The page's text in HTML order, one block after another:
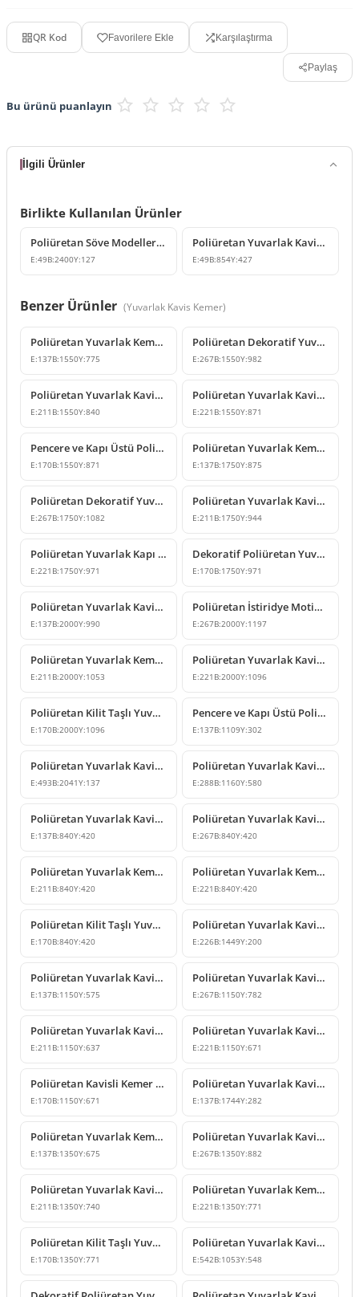
QR Kod Favorilere Ekle Karşılaştırma
Paylaş
Bu ürünü puanlayın
İlgili Ürünler
Birlikte Kullanılan Ürünler
Poliüretan Söve Modelleri ve Pencere Kenarı Süslemeleri
E:49B:2400Y:127
Poliüretan Yuvarlak Kavisli Kemer ve Pencere Söve Modeli
E:49B:854Y:427
Benzer Ürünler (Yuvarlak Kavis Kemer)
Poliüretan Yuvarlak Kemer Modeli 155 cm
E:137B:1550Y:775
Poliüretan Dekoratif Yuvarlak Kemer Modeli
E:267B:1550Y:982
Poliüretan Yuvarlak Kavis Kemer Modeli
E:211 B:1550Y:840
Poliüretan Yuvarlak Kavis Kemer Modelleri
E:221 B:1550Y:871
Pencere ve Kapı Üstü Poliüretan Yuvarlak Kavis Kemer Modeli
E:170B:1550Y:871
Poliüretan Yuvarlak Kemer Modeli
E:137B:1750Y:875
Poliüretan Dekoratif Yuvarlak Kavis Kemer Modelleri
E:267B:1750Y:1082
Poliüretan Yuvarlak Kavis Kemer Modelleri
E:211 B:1750Y:944
Poliüretan Yuvarlak Kapı Kemeri ve Kilit Taşı Tasarımı
E:221 B:1750Y:971
Dekoratif Poliüretan Yuvarlak Kavis Kemer Tasarımı
E:170B:1750Y:971
Poliüretan Yuvarlak Kavis Kemer ve Geçiş Sövesi Modelleri
E:137B:2000Y:990
Poliüretan İstiridye Motifli Yuvarlak Kemer Modeli
E:267B:2000Y:1197
Poliüretan Yuvarlak Kemer ve Dekoratif Kilit Taşı Modeli
E:211 B:2000Y:1053
Poliüretan Yuvarlak Kavis Kemer Tasarımı
E:221 B:2000Y:1096
Poliüretan Kilit Taşlı Yuvarlak Kavis Kemer Tasarımı
E:170B:2000Y:1096
Pencere ve Kapı Üstü Poliüretan Yuvarlak Kavis Kemer
E:137B:1109Y:302
Poliüretan Yuvarlak Kavis Kemer ve Geçiş Dekoru Modeli
E:493B:2041Y:137
Poliüretan Yuvarlak Kavis Kemer Modeli
E:288B:1160Y:580
Poliüretan Yuvarlak Kavis Kemer ve Geçiş Dekoru
E:137B:840Y:420
Poliüretan Yuvarlak Kavis Kemer ve Kapı Üstü Süsleme Modeli
E:267B:840Y:420
Poliüretan Yuvarlak Kemer ve Kilit Taşı Modeli
E:211 B:840Y:420
Poliüretan Yuvarlak Kemer ve Kilit Taşı Modeli
E:221 B:840Y:420
Poliüretan Kilit Taşlı Yuvarlak Kemer Modeli
E:170B:840Y:420
Poliüretan Yuvarlak Kavis Kemer Kapı Pencere Süslemesi
E:226B:1449Y:200
Poliüretan Yuvarlak Kavis Kemer Kapı Pencere Üstü Modeli
E:137B:1150Y:575
Poliüretan Yuvarlak Kavisli Kemer ve Taç Modeli
E:267B:1150Y:782
Poliüretan Yuvarlak Kavisli Kemer ve Geçiş Dekoru
E:211 B:1150Y:637
Poliüretan Yuvarlak Kavis Kemer Modelleri
E:221 B:1150Y:671
Poliüretan Kavisli Kemer ve Kilit Taşı Modeli
E:170B:1150Y:671
Poliüretan Yuvarlak Kavisli Kemer Modeli
E:137B:1744Y:282
Poliüretan Yuvarlak Kemer ve Kapı Üstü Kavis Modelleri
E:137B:1350Y:675
Poliüretan Yuvarlak Kavis Kemer Modelleri
E:267B:1350Y:882
Poliüretan Yuvarlak Kavis Kemer Modelleri ve Fiyatları
E:211 B:1350Y:740
Poliüretan Yuvarlak Kemer Modeli
E:221 B:1350Y:771
Poliüretan Kilit Taşlı Yuvarlak Kavis Kemer
E:170B:1350Y:771
Poliüretan Yuvarlak Kavis Kemer Süsleme Modeli
E:542B:1053Y:548